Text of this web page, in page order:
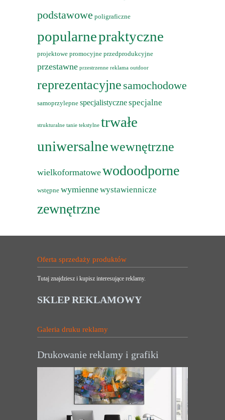
podstawowe poligraficzne
popularnepraktyczne
projektowe promocyjne przedprodukcyjne
przestawne przestrzenne reklama outdoor
reprezentacyjne samochodowe
samoprzylepne specjalistycznespecjalne
strukturalne tanie tekstylne trwałe
uniwersalnewewnętrzne
wielkoformatowewodoodporne
wstępne wymiennewystawiennicze
zewnętrzne
Oferta sprzedaży produktów
Tutaj znajdziesz i kupisz interesujące reklamy.
SKLEP REKLAMOWY
Galeria druku reklamy
Drukowanie reklamy i grafiki